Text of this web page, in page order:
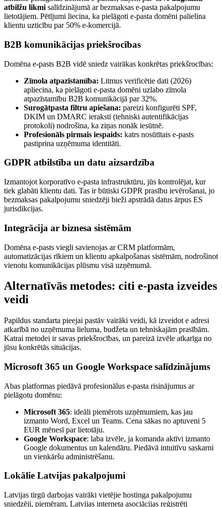
atbilžu likmi salīdzinājumā ar bezmaksas e-pasta pakalpojumu
lietotājiem. Pētījumi liecina, ka pielāgoti e-pasta domēni palielina
klientu uzticību par 50% e-komercijā.
B2B komunikācijas priekšrocības
Domēna e-pasts B2B vidē sniedz vairākas konkrētas priekšrocības:
Zīmola atpazīstamība: Litmus verificētie dati (2026)
apliecina, ka pielāgoti e-pasta domēni uzlabo zīmola
atpazīstamību B2B komunikācijā par 32%.
Surogātpasta filtru apiešana: pareizi konfigurēti SPF,
DKIM un DMARC ieraksti (tehniski autentifikācijas
protokoli) nodrošina, ka ziņas nonāk iesūtnē.
Profesionāls pirmais iespaids: katrs nosūtītais e-pasts
pastiprina uzņēmuma identitāti.
GDPR atbilstība un datu aizsardzība
Izmantojot korporatīvo e-pasta infrastruktūru, jūs kontrolējat, kur
tiek glabāti klientu dati. Tas ir būtiski GDPR prasību ievērošanai, jo
bezmaksas pakalpojumu sniedzēji bieži apstrādā datus ārpus ES
jurisdikcijas.
Integrācija ar biznesa sistēmām
Domēna e-pasts viegli savienojas ar CRM platformām,
automatizācijas rīkiem un klientu apkalpošanas sistēmām, nodrošinot
vienotu komunikācijas plūsmu visā uzņēmumā.
Alternatīvās metodes: citi e-pasta izveides
veidi
Papildus standarta pieejai pastāv vairāki veidi, kā izveidot e adresi
atkarībā no uzņēmuma lieluma, budžeta un tehniskajām prasībām.
Katrai metodei ir savas priekšrocības, un pareizā izvēle atkarīga no
jūsu konkrētās situācijas.
Microsoft 365 un Google Workspace salīdzinājums
Abas platformas piedāvā profesionālus e-pasta risinājumus ar
pielāgotu domēnu:
Microsoft 365: ideāli piemērots uzņēmumiem, kas jau
izmanto Word, Excel un Teams. Cena sākas no aptuveni 5
EUR mēnesī par lietotāju.
Google Workspace: laba izvēle, ja komanda aktīvi izmanto
Google dokumentus un kalendāru. Piedāvā intuitīvu saskarni
un vienkāršu administrēšanu.
Lokālie Latvijas pakalpojumi
Latvijas tirgū darbojas vairāki vietējie hostinga pakalpojumu
sniedzēji, piemēram, Latvijas interneta asociācijas reģistrēti